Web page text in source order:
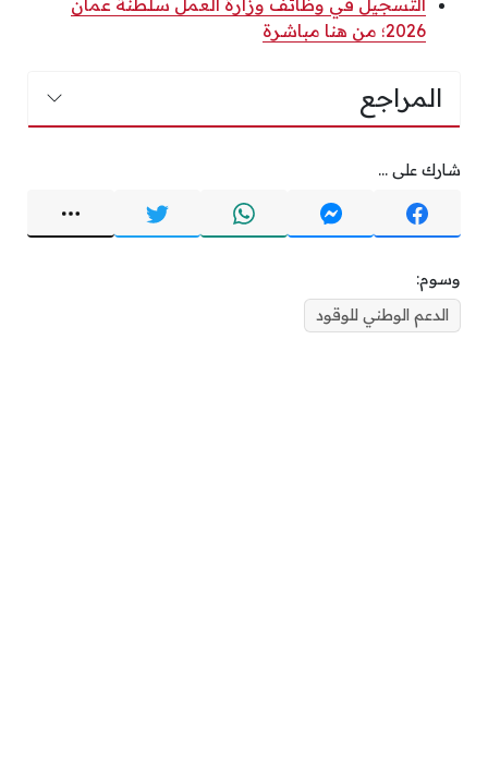
2026؛ من هنا مباشرة
المراجع
شارك على ...
وسوم:
الدعم الوطني للوقود